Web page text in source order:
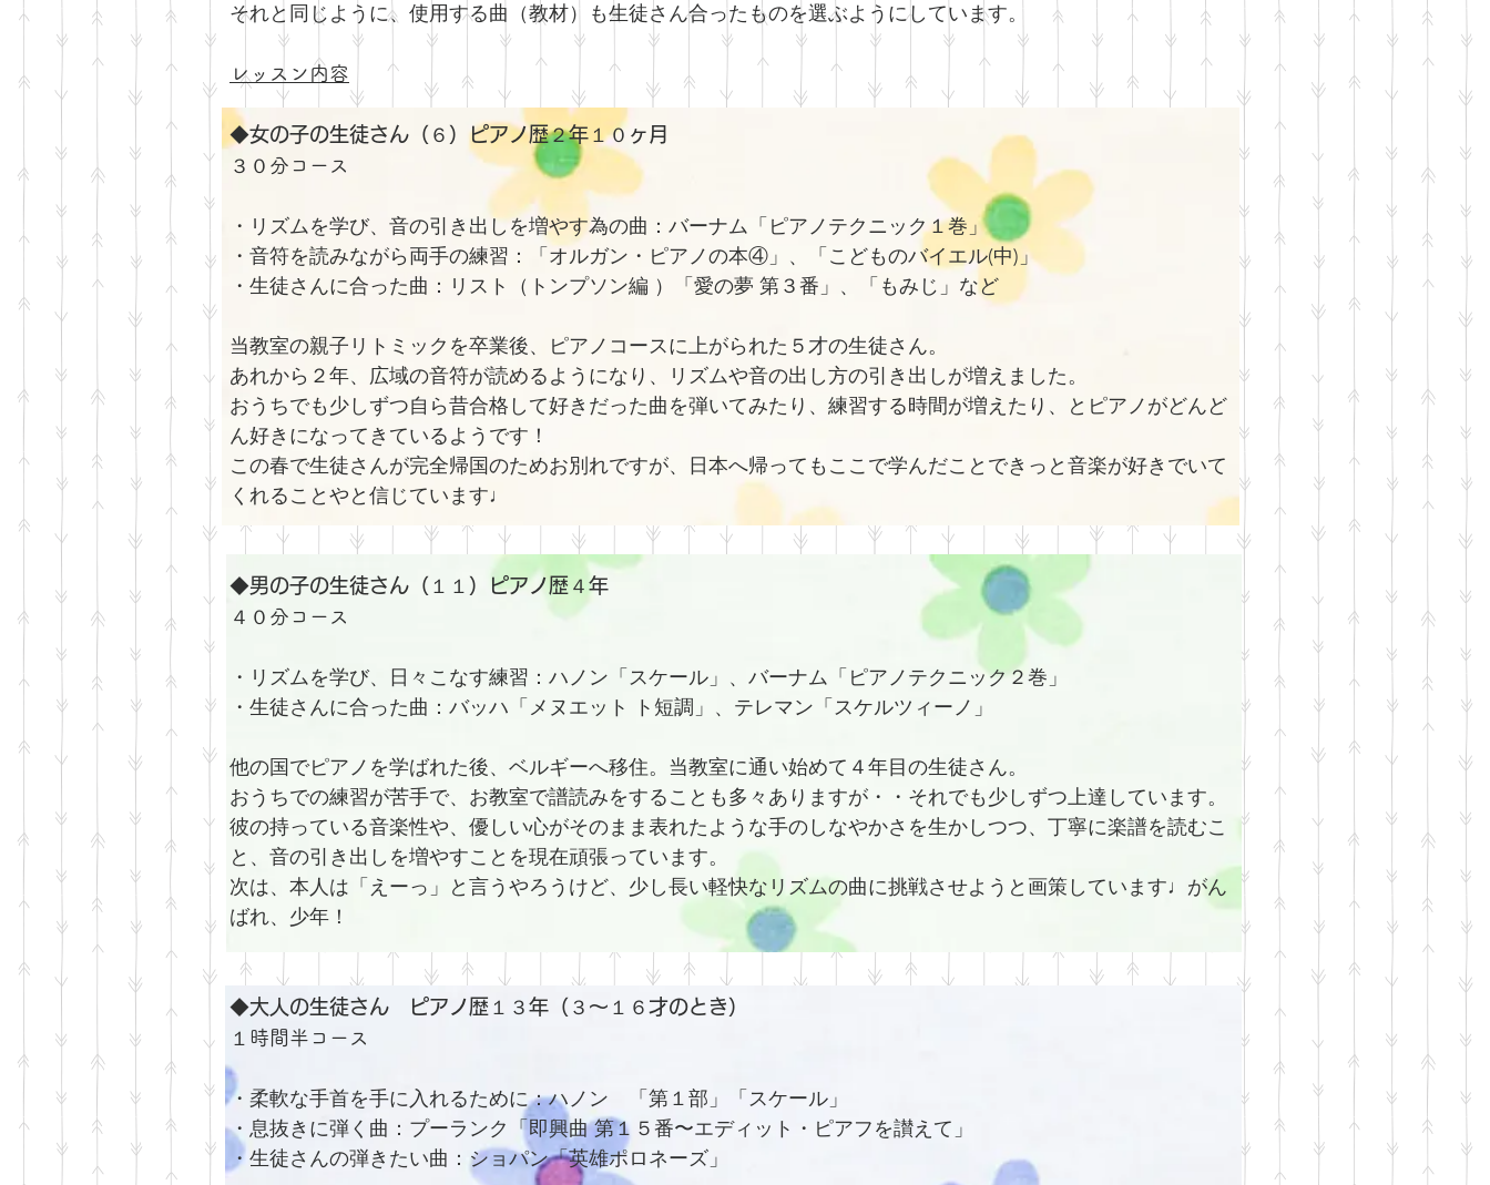
​それと同じように、使用する曲（教材）も生徒さん合ったものを選ぶようにしています。
レッスン内容
◆女の子の生徒さん（６）ピアノ歴２年１０ヶ月
３０分コース
・リズムを学び、音の引き出しを増やす為の曲：バーナム「ピアノテクニック１巻」
・音符を読みながら両手の練習：「オルガン・ピアノの本④」、「こどものバイエル(中)」
・生徒さんに合った曲：リスト（トンプソン編 ）「愛の夢 第３番」、「もみじ」など
当教室の親子リトミックを卒業後、ピアノコースに上がられた５才の生徒さん。
あれから２年、広域の音符が読めるようになり、リズムや音の出し方の引き出しが増えました。
おうちでも少しずつ自ら昔合格して好きだった曲を弾いてみたり、練習する時間が増えたり、とピアノがどんど
ん好きになってきているようです！
この春で生徒さんが完全帰国のためお別れですが、日本へ帰ってもここで学んだことできっと音楽が好きでいて
くれることやと信じています♩
◆男の子の生徒さん（１１）ピアノ歴４年
４０分コース
・リズムを学び、日々こなす練習：ハノン「スケール」、バーナム「ピアノテクニック２巻」
・生徒さんに合った曲：バッハ「メヌエット ト短調」、テレマン「スケルツィーノ」
他の国でピアノを学ばれた後、ベルギーへ移住。当教室に通い始めて４年目の生徒さん。
おうちでの練習が苦手で、お教室で譜読みをすることも多々ありますが・・それでも少しずつ上達しています。
彼の持っている音楽性や、優しい心がそのまま表れたような手のしなやかさを生かしつつ、丁寧に楽譜を読むこ
と、音の引き出しを増やすことを現在頑張っています。
次は、本人は「えーっ」と言うやろうけど、少し長い軽快なリズムの曲に挑戦させようと画策しています♩がん
ばれ、少年！
◆大人の生徒さん ピアノ歴１３年（３〜１６才のとき）
​１時間半コース
・柔軟な手首を手に入れるために：ハノン 「第１部」「スケール」
・息抜きに弾く曲：プーランク「即興曲 第１５番〜エディット・ピアフを讃えて」
・生徒さんの弾きたい曲：ショパン「英雄ポロネーズ」